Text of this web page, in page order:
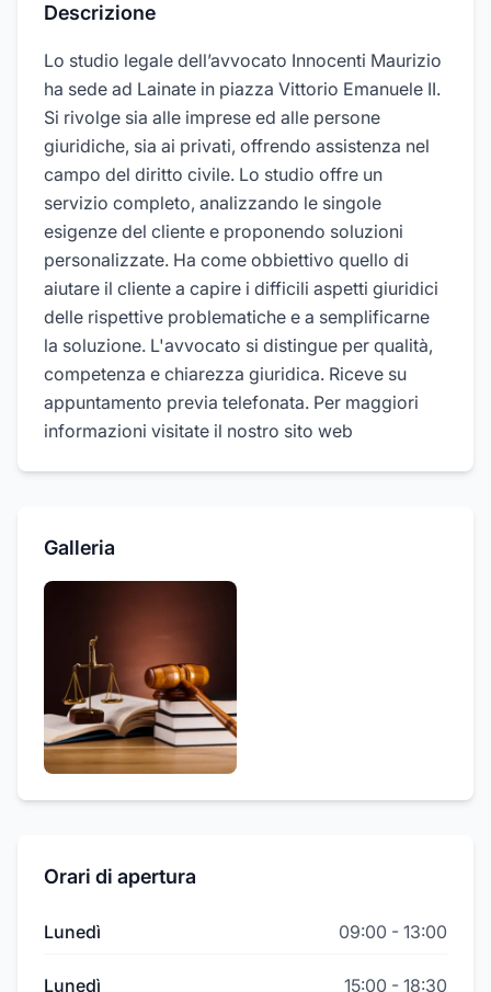
Descrizione
Lo studio legale dell’avvocato Innocenti Maurizio
ha sede ad Lainate in piazza Vittorio Emanuele II.
Si rivolge sia alle imprese ed alle persone
giuridiche, sia ai privati, offrendo assistenza nel
campo del diritto civile. Lo studio offre un
servizio completo, analizzando le singole
esigenze del cliente e proponendo soluzioni
personalizzate. Ha come obbiettivo quello di
aiutare il cliente a capire i difficili aspetti giuridici
delle rispettive problematiche e a semplificarne
la soluzione. L'avvocato si distingue per qualità,
competenza e chiarezza giuridica. Riceve su
appuntamento previa telefonata. Per maggiori
informazioni visitate il nostro sito web
Galleria
Orari di apertura
Lunedì 09:00 - 13:00
Lunedì 15:00 - 18:30